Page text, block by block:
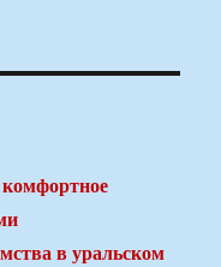
в уральском